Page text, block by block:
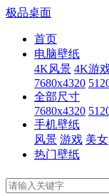
极品桌面
首页
电脑壁纸
4K风景 4K游
7680x4320
全部尺寸
7680x4320
手机壁纸
风景 游戏 美女
热门壁纸